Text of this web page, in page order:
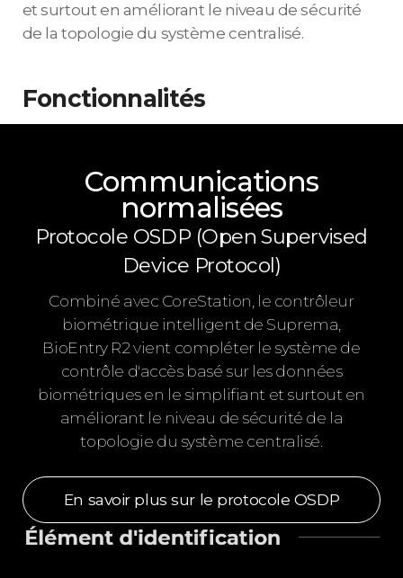
et surtout en améliorant le niveau de sécurité
de la topologie du système centralisé.
Fonctionnalités
Communications
normalisées
Protocole OSDP (Open Supervised
Device Protocol)
Combiné avec CoreStation, le contrôleur
biométrique intelligent de Suprema,
BioEntry R2 vient compléter le système de
contrôle d'accès basé sur les données
biométriques en le simplifiant et surtout en
améliorant le niveau de sécurité de la
topologie du système centralisé.
En savoir plus sur le protocole OSDP